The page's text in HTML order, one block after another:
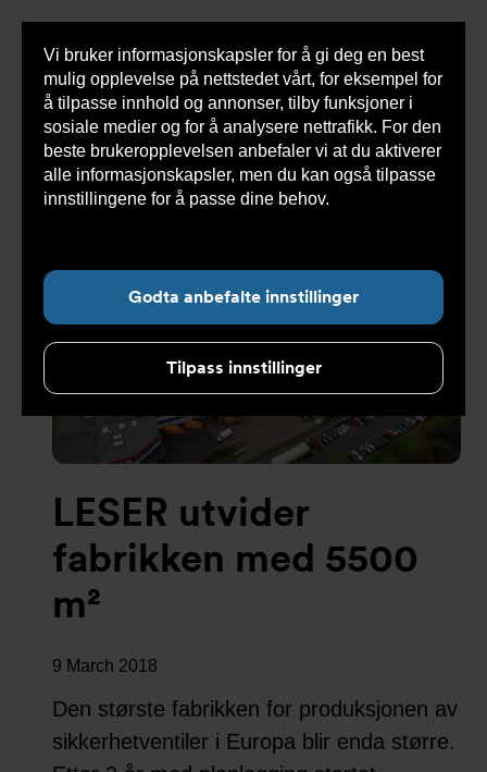
Vi bruker informasjonskapsler for å gi deg en best
mulig opplevelse på nettstedet vårt, for eksempel for
å tilpasse innhold og annonser, tilby funksjoner i
sosiale medier og for å analysere nettrafikk. For den
beste brukeropplevelsen anbefaler vi at du aktiverer
alle informasjonskapsler, men du kan også tilpasse
innstillingene for å passe dine behov.
Godta anbefalte innstillinger
Tilpass innstillinger
Du
her:
Armatec > Nyheter > Nyhetsarkiv >
LESER utvider
fabrikken med 5500 m²
LESER utvider
fabrikken med 5500
m²
9 March 2018
Den største fabrikken for produksjonen av
sikkerhetventiler i Europa blir enda større.